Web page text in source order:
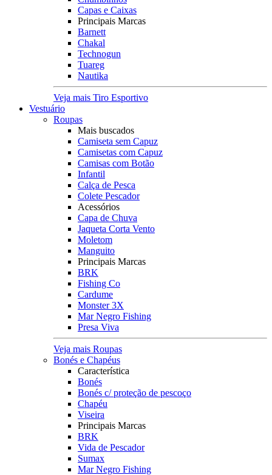
Capas e Caixas
Principais Marcas
Barnett
Chakal
Technogun
Tuareg
Nautika
Veja mais Tiro Esportivo
Vestuário
Roupas
Mais buscados
Camiseta sem Capuz
Camisetas com Capuz
Camisas com Botão
Infantil
Calça de Pesca
Colete Pescador
Acessórios
Capa de Chuva
Jaqueta Corta Vento
Moletom
Manguito
Principais Marcas
BRK
Fishing Co
Cardume
Monster 3X
Mar Negro Fishing
Presa Viva
Veja mais Roupas
Bonés e Chapéus
Característica
Bonés
Bonés c/ proteção de pescoço
Chapéu
Viseira
Principais Marcas
BRK
Vida de Pescador
Sumax
Mar Negro Fishing